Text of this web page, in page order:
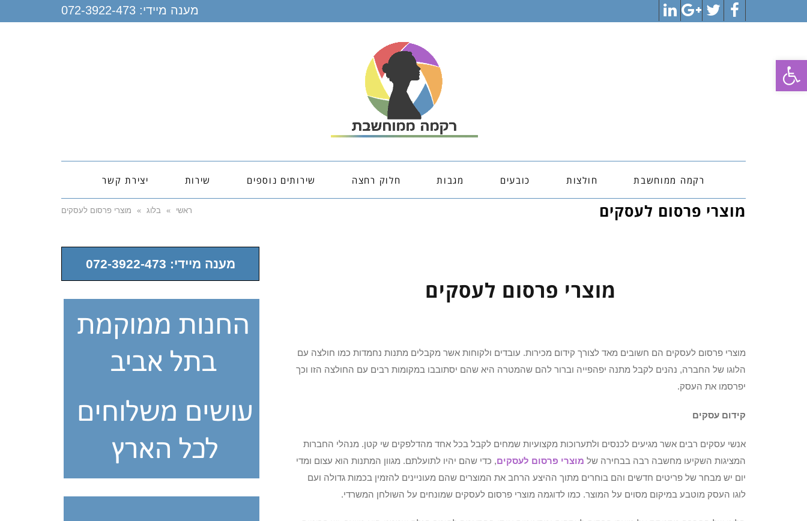
פתח סרגל נגישות
Facebook
Twitter
Google+
LinkedIn
מענה מיידי: 072-3922-473
רקמה ממוחשבת חולצות כובעים מגבות חלוק רחצה שירותים נוספים שירות יצירת קשר
מוצרי פרסום לעסקים ראשי » בלוג » מוצרי פרסום לעסקים
מוצרי פרסום לעסקים
מוצרי פרסום לעסקים הם חשובים מאד לצורך קידום מכירות. עובדים ולקוחות אשר מקבלים מתנות נחמדות כמו חולצה עם
הלוגו של החברה, נהנים לקבל מתנה יפהפייה וברור להם שהמטרה היא שהם יסתובבו במקומות רבים עם החולצה הזו וכך
יפרסמו את העסק.
קידום עסקים
אנשי עסקים רבים אשר מגיעים לכנסים ולתערוכות מקצועיות שמחים לקבל בכל אחד מהדלפקים שי קטן. מנהלי החברות
המציגות השקיעו מחשבה רבה בבחירה של מוצרי פרסום לעסקים, כדי שהם יהיו לתועלתם. מגוון המתנות הוא עצום ומדי
יום יש מבחר של פריטים חדשים והם בוחרים מתוך ההיצע הרחב את המוצרים שהם מעוניינים להזמין בכמות גדולה ועם
לוגו העסק מוטבע במיקום מסוים על המוצר. כמו לדוגמה מוצרי פרסום לעסקים שמונחים על השולחן המשרדי.
מענה מיידי: 072-3922-473